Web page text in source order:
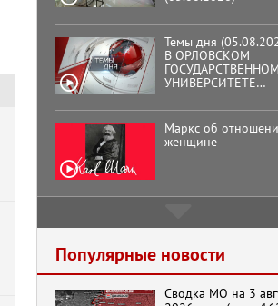
Темы дня
В ОРЛОВСКОМ
УНИВЕРСИТЕТЕ
ОТКРЫЛАСЬ
АУДИТОРИЯ ИМЕНИ
ГЕННАДИЯ
Маркс об
женщине
Подмосковный
Популярные новости
Сводка МО на 3